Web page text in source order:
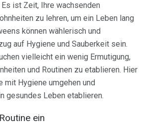
ist Zeit, Ihre wachsenden
zu lehren, um ein Leben lang
können wählerisch und
auf Hygiene und Sauberkeit sein.
vielleicht ein wenig Ermutigung,
und Routinen zu etablieren. Hier
mit Hygiene umgehen und
gesundes Leben etablieren.
ein